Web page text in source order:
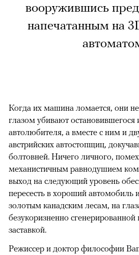
вооружившись
напечатанным на
Когда их машина ломается, они
глазом убивают
автолюбителя, а вместе с ним и
австрийских автостопщиц,
болтовней. Ничего личного,
механистичным равнодушием
выход на следующий уровень
пересесть в хороший автомобиль
золотым канадским лесам, на
безукоризненно
заставкой.
Режиссер и доктор философии